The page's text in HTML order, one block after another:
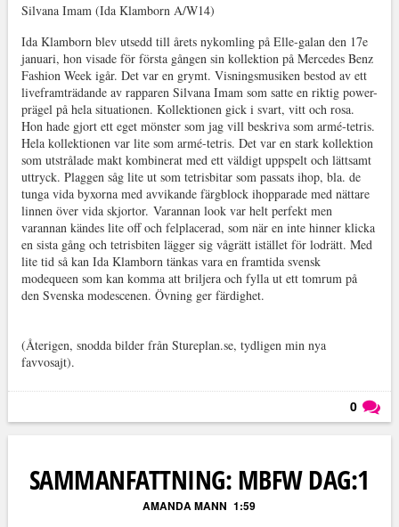
Silvana Imam (Ida Klamborn A/W14)
Ida Klamborn blev utsedd till årets nykomling på Elle-galan den 17e
januari, hon visade för första gången sin kollektion på Mercedes Benz
Fashion Week igår. Det var en grymt. Visningsmusiken bestod av ett
liveframträdande av rapparen Silvana Imam som satte en riktig power-
prägel på hela situationen. Kollektionen gick i svart, vitt och rosa.
Hon hade gjort ett eget mönster som jag vill beskriva som armé-tetris.
Hela kollektionen var lite som armé-tetris. Det var en stark kollektion
som utstrålade makt kombinerat med ett väldigt uppspelt och lättsamt
uttryck. Plaggen såg lite ut som tetrisbitar som passats ihop, bla. de
tunga vida byxorna med avvikande färgblock ihopparade med nättare
linnen över vida skjortor. Varannan look var helt perfekt men
varannan kändes lite off och felplacerad, som när en inte hinner klicka
en sista gång och tetrisbiten lägger sig vågrätt istället för lodrätt. Med
lite tid så kan Ida Klamborn tänkas vara en framtida svensk
modequeen som kan komma att briljera och fylla ut ett tomrum på
den Svenska modescenen. Övning ger färdighet.
(Återigen, snodda bilder från Stureplan.se, tydligen min nya
favvosajt).
0
SAMMANFATTNING: MBFW DAG:1
AMANDA MANN 1:59